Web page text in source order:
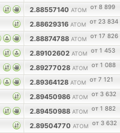
2.88557140 ATOM от 8 899
2.88629316 ATOM от 23 834
2.88874788 ATOM от 17 826
2.89102602 ATOM от 1 453
2.89277028 ATOM от 1 088
2.89364128 ATOM от 7 121
2.89450986 ATOM от 3 632
2.89450988 ATOM от 1 882
2.89504770 ATOM от 3 632